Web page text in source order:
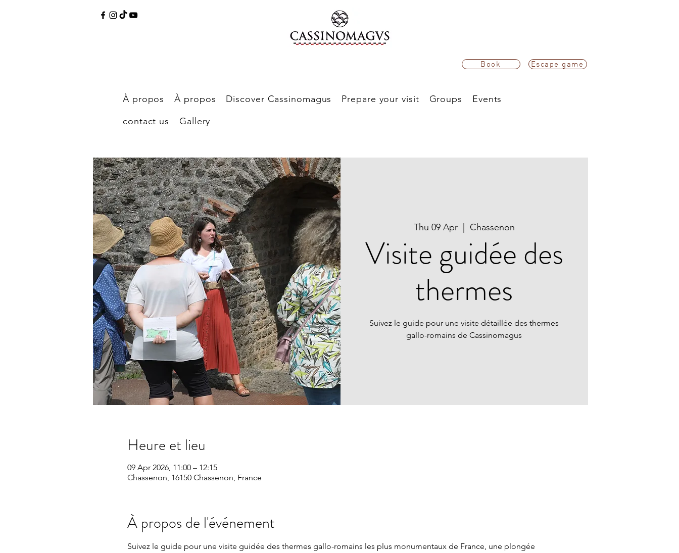
Book Escape game
À propos À propos Discover Cassinomagus Prepare your visit Groups
Events
contact us
Gallery
Thu 09 Apr
  |
Chassenon
Visite guidée des
thermes
Suivez le guide pour une visite détaillée des thermes
gallo-romains de Cassinomagus
Heure et lieu
09 Apr 2026, 11:00 – 12:15
Chassenon, 16150 Chassenon, France
À propos de l'événement
Suivez le guide pour une visite guidée des thermes gallo-romains les plus monumentaux de France, une plongée